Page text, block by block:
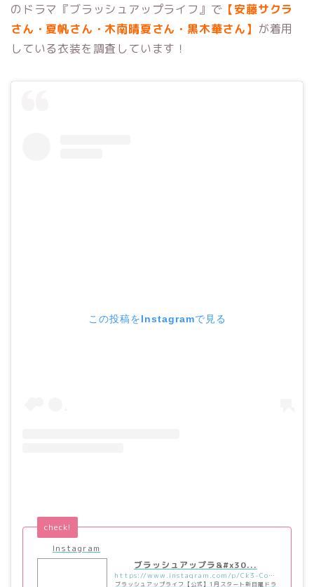
のドラマ『ブラッシュアップライフ』で 【安藤サクラ
さん・夏帆さん・木南晴夏さん・黒木華さん】 が着用
している衣装を調査しています！
この投稿をInstagramで見る
Instagram
check!
ブラッシュアップラ&#x30...
https://www.instagram.com/p/Ck3-Co1hmrk/?utm_source=ig_embed&utm_campaign=loading
ブラッシュアップライフ【公式】1月スタート新日曜ドラ